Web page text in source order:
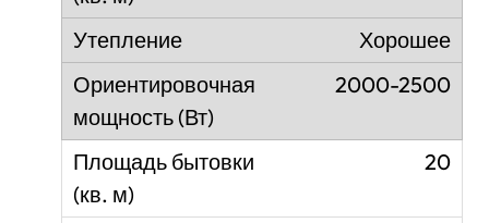
Хорошее
2000-2500
20